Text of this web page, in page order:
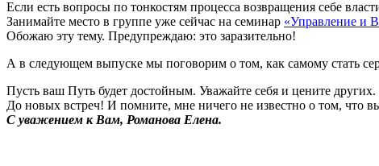
Если есть вопросы по тонкостям процесса возвращения себе
Занимайте место в группе уже сейчас на семинар «Управление и
Обожаю эту тему. Предупреждаю: это заразительно!
А в следующем выпуске мы поговорим о том, как самому стать
Пусть ваш Путь будет достойным. Уважайте себя и цените других.
До новых встреч! И помните, мне ничего не известно о том, что
С уважением к Вам, Романова Елена.